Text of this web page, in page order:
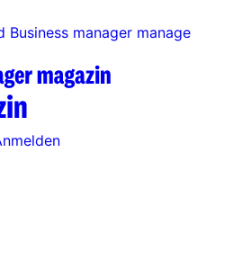
Business manager manage